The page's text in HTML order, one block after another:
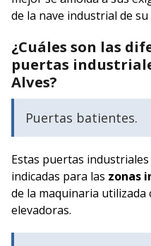
de la nave industrial de su
¿Cuáles son las
puertas
Alves?
Puertas batientes.
Estas puertas
indicadas para las zonas
de la maquinaria
elevadoras.